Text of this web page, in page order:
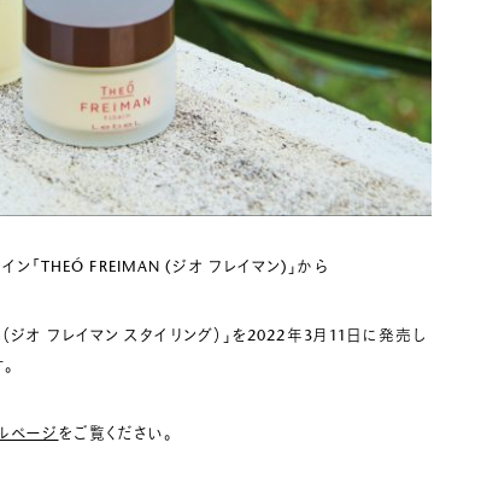
ン「THEÓ FREIMAN (ジオ フレイマン)」から
ジオ フレイマン スタイリング）」を2022年3月11日に発売し
ページ をご覧ください。